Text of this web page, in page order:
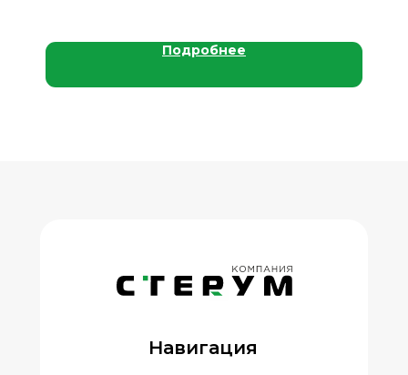
Подробнее
Навигация